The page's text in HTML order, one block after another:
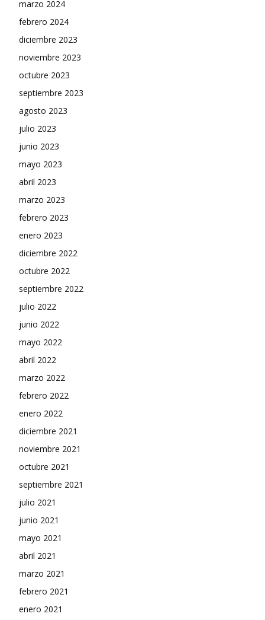
marzo 2024
febrero 2024
diciembre 2023
noviembre 2023
octubre 2023
septiembre 2023
agosto 2023
julio 2023
junio 2023
mayo 2023
abril 2023
marzo 2023
febrero 2023
enero 2023
diciembre 2022
octubre 2022
septiembre 2022
julio 2022
junio 2022
mayo 2022
abril 2022
marzo 2022
febrero 2022
enero 2022
diciembre 2021
noviembre 2021
octubre 2021
septiembre 2021
julio 2021
junio 2021
mayo 2021
abril 2021
marzo 2021
febrero 2021
enero 2021